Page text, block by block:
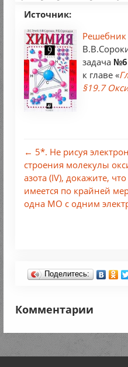
Источник:
Решебник
задача №6
к главе «
§19.7
← 5*. Не рисуя
строения молекулы
азота (IV), докажите,
имеется по крайней
одна МО с одним
Поделитесь:
Комментарии